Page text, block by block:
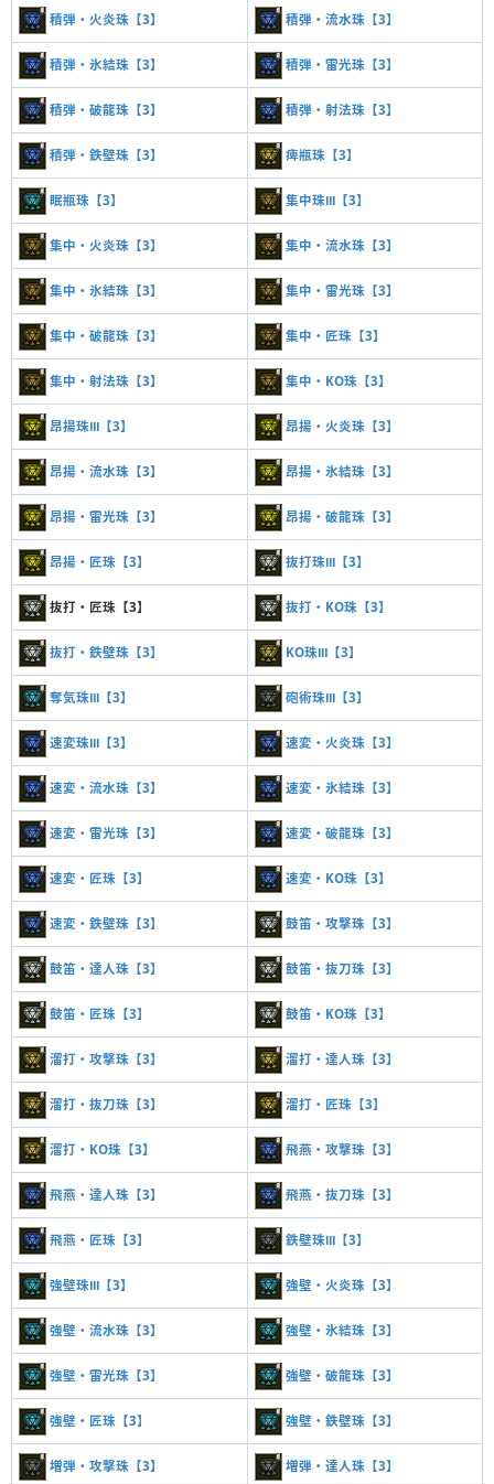
積弾・火炎珠【3】 積弾・流水珠【3】
積弾・氷結珠【3】 積弾・雷光珠【3】
積弾・破龍珠【3】 積弾・射法珠【3】
積弾・鉄壁珠【3】 痺瓶珠【3】
眠瓶珠【3】 集中珠Ⅲ【3】
集中・火炎珠【3】 集中・流水珠【3】
集中・氷結珠【3】 集中・雷光珠【3】
集中・破龍珠【3】 集中・匠珠【3】
集中・射法珠【3】 集中・KO珠【3】
昂揚珠Ⅲ【3】 昂揚・火炎珠【3】
昂揚・流水珠【3】 昂揚・氷結珠【3】
昂揚・雷光珠【3】 昂揚・破龍珠【3】
昂揚・匠珠【3】 抜打珠Ⅲ【3】
抜打・匠珠【3】 抜打・KO珠【3】
抜打・鉄壁珠【3】 KO珠Ⅲ【3】
奪気珠Ⅲ【3】 砲術珠Ⅲ【3】
速変珠Ⅲ【3】 速変・火炎珠【3】
速変・流水珠【3】 速変・氷結珠【3】
速変・雷光珠【3】 速変・破龍珠【3】
速変・匠珠【3】 速変・KO珠【3】
速変・鉄壁珠【3】 鼓笛・攻撃珠【3】
鼓笛・達人珠【3】 鼓笛・抜刀珠【3】
鼓笛・匠珠【3】 鼓笛・KO珠【3】
溜打・攻撃珠【3】 溜打・達人珠【3】
溜打・抜刀珠【3】 溜打・匠珠【3】
溜打・KO珠【3】 飛燕・攻撃珠【3】
飛燕・達人珠【3】 飛燕・抜刀珠【3】
飛燕・匠珠【3】 鉄壁珠Ⅲ【3】
強壁珠Ⅲ【3】 強壁・火炎珠【3】
強壁・流水珠【3】 強壁・氷結珠【3】
強壁・雷光珠【3】 強壁・破龍珠【3】
強壁・匠珠【3】 強壁・鉄壁珠【3】
増弾・攻撃珠【3】 増弾・達人珠【3】